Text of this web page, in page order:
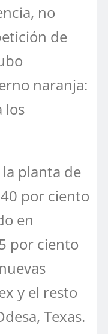
no
de
naranja:
los
planta de
por ciento
en
por ciento
y el resto
Texas.